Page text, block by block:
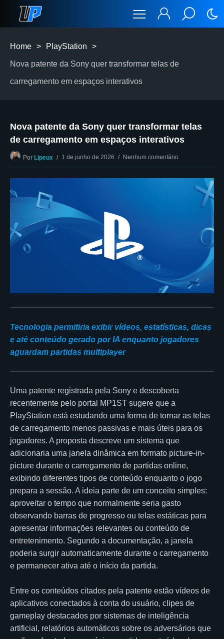
Home > PlayStation >
Nova patente da Sony quer transformar telas de
carregamento em espaços interativos
Nova patente da Sony quer transformar telas
de carregamento em espaços interativos
Por Lipeux 1 de junho de 2026 Nenhum comentário
Tecnologia permitiria exibir vídeos, estatísticas, dicas
e até conteúdo gerado por IA enquanto jogadores
aguardam partidas multiplayer
Uma patente registrada pela Sony e descoberta
recentemente pelo portal MP1ST sugere que a
PlayStation está estudando uma forma de tornar as telas
de carregamento menos passivas e mais úteis para os
jogadores. A proposta descreve um sistema que
adicionaria uma janela dinâmica em formato picture-in-
picture durante o carregamento de partidas online,
exibindo diferentes tipos de conteúdo enquanto o jogo
prepara a sessão. A ideia parte de um conceito simples:
aproveitar o tempo que normalmente seria gasto
observando barras de progresso ou telas estáticas para
apresentar informações relevantes ou conteúdo de
entretenimento. Segundo a documentação, a janela
poderia surgir automaticamente durante o carregamento
e permanecer ativa até o início da partida.
Entre os conteúdos citados pela patente estão vídeos de
aplicativos conectados à conta do usuário, clipes de
gameplay destacados por sistemas de inteligência
artificial, relatórios automáticos sobre os adversários que